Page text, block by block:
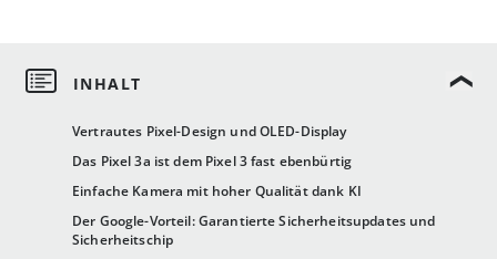
Vertrautes Pixel-Design und OLED-Display
Das Pixel 3a ist dem Pixel 3 fast ebenbürtig
Einfache Kamera mit hoher Qualität dank KI
Der Google-Vorteil: Garantierte Sicherheitsupdates und
Sicherheitschip